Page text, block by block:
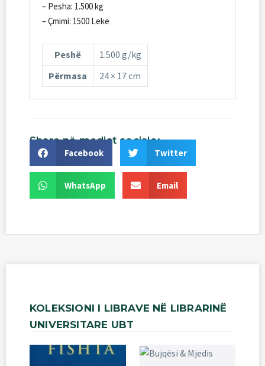
– Pesha: 1.500 kg
– Çmimi: 1500 Lekë
Peshë
1.500 g/kg
Përmasa
24 × 17 cm
Share në mediat sociale:
Facebook Twitter
WhatsApp Email
KOLEKSIONI I LIBRAVE NË LIBRARINË
UNIVERSITARE UBT